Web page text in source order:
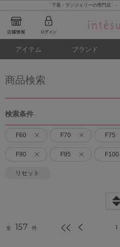
下着・ランジェリーの専門店
アイテム ブランド
商品検索
検索条件
F60 F70 F75
F90 F95 F100
リセット
全 157 件 1